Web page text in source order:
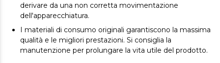
derivare da una non corretta movimentazione
dell'apparecchiatura.
I materiali di consumo originali garantiscono la massima
qualità e le migliori prestazioni. Si consiglia la
manutenzione per prolungare la vita utile del prodotto.